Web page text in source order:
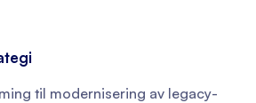
til modernisering av legacy-